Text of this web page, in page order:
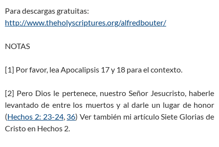
Para descargas gratuitas:
http://www.theholyscriptures.org/alfredbouter/
NOTAS
[1] Por favor, lea Apocalipsis 17y 18 para el contexto.
[2] Pero Dios le pertenece, nuestro Señor Jesucristo, haberle
levantado de entre los muertos y al darle un lugar de honor
(Hechos 2: 23-24, 36) Ver también mi artículo Siete Glorias de
Cristo en Hechos 2.